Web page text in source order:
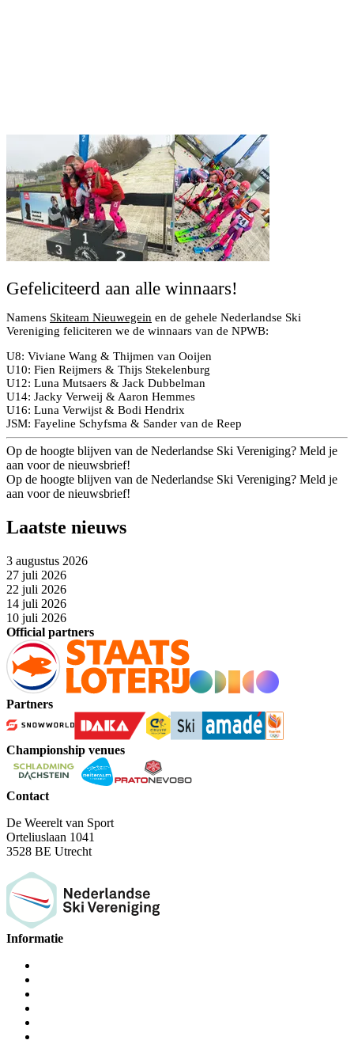
Gefeliciteerd aan alle winnaars!
Namens Skiteam Nieuwegein en de gehele Nederlandse Ski
Vereniging feliciteren we de winnaars van de NPWB:
U8: Viviane Wang & Thijmen van Ooijen
U10: Fien Reijmers & Thijs Stekelenburg
U12: Luna Mutsaers & Jack Dubbelman
U14: Jacky Verweij & Aaron Hemmes
U16: Luna Verwijst & Bodi Hendrix
JSM: Fayeline Schyfsma & Sander van de Reep
Op de hoogte blijven van de Nederlandse Ski Vereniging? Meld je
aan voor de nieuwsbrief!
Op de hoogte blijven van de Nederlandse Ski Vereniging? Meld je
aan voor de nieuwsbrief!
Laatste nieuws
3 augustus 2026
27 juli 2026
22 juli 2026
14 juli 2026
10 juli 2026
Official partners
Partners
Championship venues
Contact
De Weerelt van Sport
Orteliuslaan 1041
3528 BE Utrecht
Informatie